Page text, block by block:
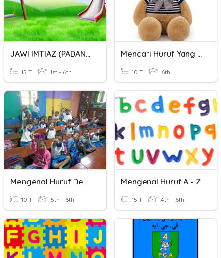
JAWI IMTIAZ (PADANAN HURUF) 1
15 T 1st - 6th
Mencari Huruf Yang Hilang
10 T 6th
Mengenal Huruf Depan
10 T 5th - 6th
Mengenal Huruf A - Z
15 T 4th - 6th